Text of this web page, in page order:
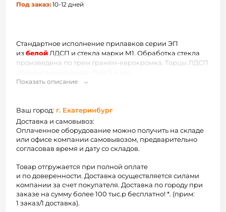
Под заказ: 10-12 дней
Стандартное исполнение прилавков серии ЭП
из белой ЛДСП и стекла марки М1. Обработка стекла
произведена по трем граням-еврокромка. Торцы ЛДСП
декорах ЛДСП(красный, лайм, титан, синий, манго и
тд), с кромкой ПВХ/АВС толщиной 2 мм.
Нестандартное исполнение изделий рассчитывается
индивидуально.
установить дверцы стеклянные или ЛДСП. Стоимость
дверок рассчитывается отдельно. При необходимости
можно установить выкатной ящик, который будет
выполнять функцию накопителя.
Показать описание
Ваш город: г. Екатеринбург
Доставка и самовывоз:
Оплаченное оборудование можно получить на складе
или офисе компании самовывозом, предварительно
согласовав время и дату со складов.
Товар отгружается при полной оплате
и по доверенности. Доставка осуществляется силами
компании за счет покупателя. Доставка по городу при
заказе на сумму более 100 тыс.р бесплатно! *. (прим:
1 заказ/1 доставка).